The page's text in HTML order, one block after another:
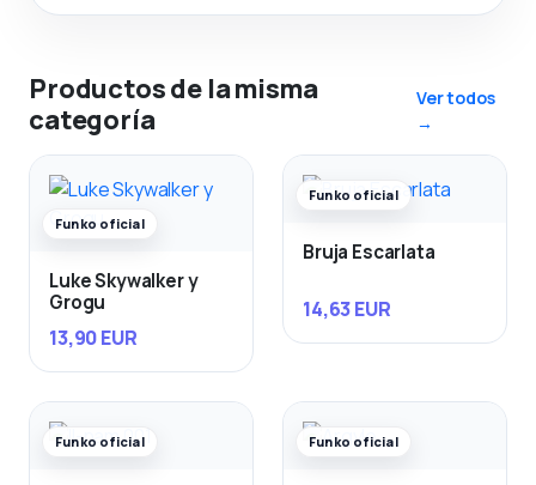
Productos de la misma
categoría
Ver todos
→
Funko oficial
Luke Skywalker y
Grogu
13,90 EUR
Funko oficial
Bruja Escarlata
14,63 EUR
Funko oficial Funko oficial